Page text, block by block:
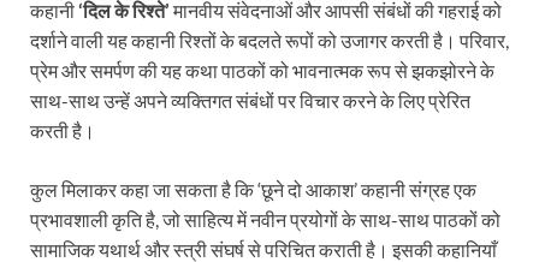
कहानी‘दिल के रिश्ते’मानवीय संवेदनाओं और आपसी संबंधों की गहराई को
दर्शाने वाली यह कहानी रिश्तों के बदलते रूपों को उजागर करती है। परिवार,
प्रेम और समर्पण की यह कथा पाठकों को भावनात्मक रूप से झकझोरने के
साथ-साथ उन्हें अपने व्यक्तिगत संबंधों पर विचार करने के लिए प्रेरित
करती है।
कुल मिलाकर कहा जा सकता है कि ‘छूने दो आकाश’ कहानी संग्रह एक
प्रभावशाली कृति है, जो साहित्य में नवीन प्रयोगों के साथ-साथ पाठकों को
सामाजिक यथार्थ और स्त्री संघर्ष से परिचित कराती है। इसकी कहानियाँ